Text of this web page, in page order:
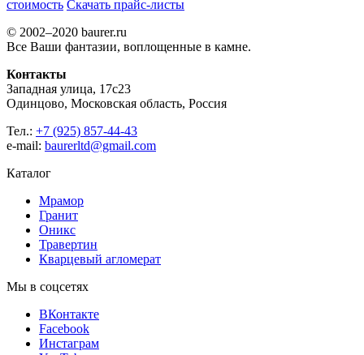
стоимость Скачать прайс-листы
© 2002–2020 baurer.ru
Все Ваши фантазии, воплощенные в камне.
Контакты
Западная улица, 17с23
Одинцово, Московская область, Россия
Тел.: +7 (925) 857-44-43
e-mail: baurerltd@gmail.com
Каталог
Мрамор
Гранит
Оникс
Травертин
Кварцевый агломерат
Мы в соцсетях
ВКонтакте
Facebook
Инстаграм